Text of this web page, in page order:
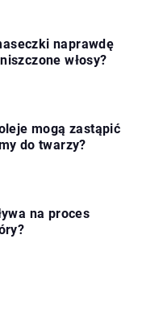
naprawdę
włosy?
mogą zastąpić
do twarzy?
na proces